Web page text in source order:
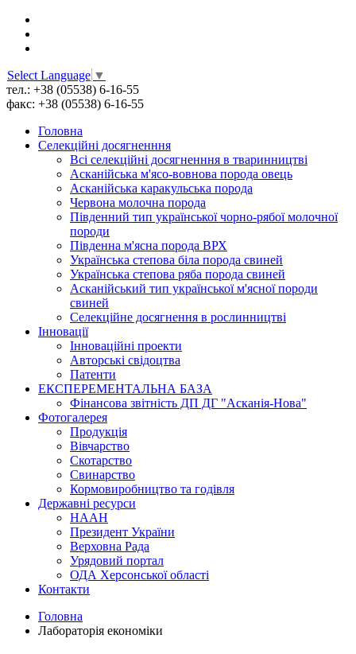
Select Language ▼
тел.: +38 (05538) 6-16-55
факс: +38 (05538) 6-16-55
Головна
Селекційні досягненння
Всі cелекційні досягненння в тваринництві
Асканійська м'ясо-вовнова порода овець
Асканійська каракульська порода
Червона молочна порода
Південний тип української чорно-рябої молочної
породи
Південна м'ясна порода ВРХ
Українська степова біла порода свиней
Українська степова ряба порода свиней
Асканійський тип української м'ясної породи
свиней
Селекційне досягнення в рослинництві
Інновації
Інноваційні проекти
Авторські свідоцтва
Патенти
ЕКСПЕРЕМЕНТАЛЬНА БАЗА
Фінансова звітність ДП ДГ "Асканія-Нова"
Фотогалерея
Продукція
Вівчарство
Скотарство
Свинарство
Кормовиробництво та годівля
Державні ресурси
НААН
Президент України
Верховна Рада
Урядовий портал
ОДА Херсонської області
Контакти
Головна
Лабораторія економіки